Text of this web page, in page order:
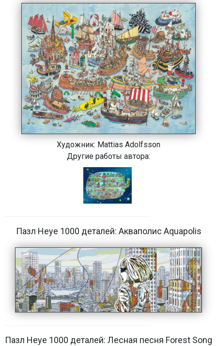
Художник: Mattias Adolfsson
Другие работы автора:
Пазл Heye 1000 деталей: Акваполис Aquapolis
Пазл Heye 1000 деталей: Лесная песня Forest Song